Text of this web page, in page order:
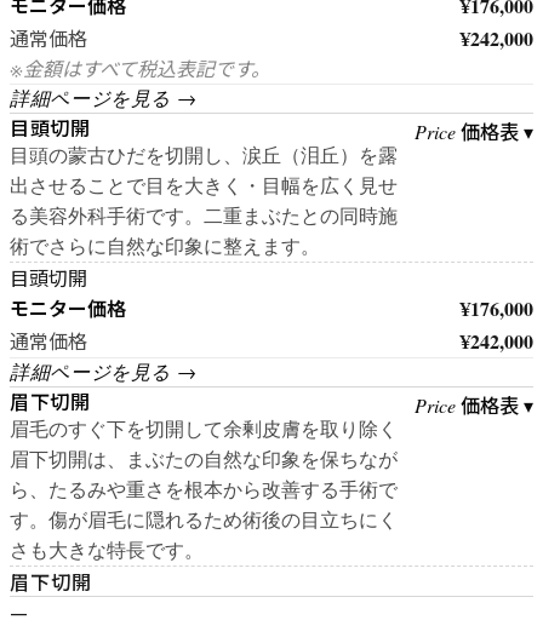
通常価格 ¥242,000
※金額はすべて税込表記です。
詳細ページを見る →
目頭切開
目頭の蒙古ひだを切開し、涙丘（泪丘）を露
出させることで目を大きく・目幅を広く見せ
る美容外科手術です。二重まぶたとの同時施
術でさらに自然な印象に整えます。
Price価格表 ▾
目頭切開
モニター価格 ¥176,000
通常価格 ¥242,000
詳細ページを見る →
眉下切開
眉毛のすぐ下を切開して余剰皮膚を取り除く
眉下切開は、まぶたの自然な印象を保ちなが
ら、たるみや重さを根本から改善する手術で
す。傷が眉毛に隠れるため術後の目立ちにく
さも大きな特長です。
Price価格表 ▾
眉下切開
—